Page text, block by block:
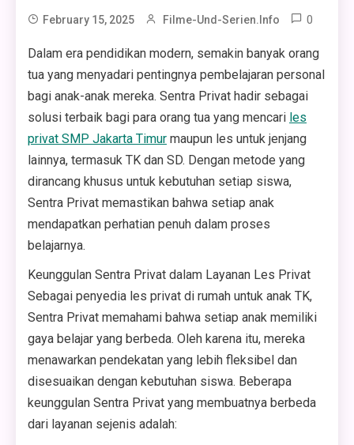
February 15, 2025 Filme-Und-Serien.info 0
Dalam era pendidikan modern, semakin banyak orang
tua yang menyadari pentingnya pembelajaran personal
bagi anak-anak mereka. Sentra Privat hadir sebagai
solusi terbaik bagi para orang tua yang mencari les
privat SMP Jakarta Timur maupun les untuk jenjang
lainnya, termasuk TK dan SD. Dengan metode yang
dirancang khusus untuk kebutuhan setiap siswa,
Sentra Privat memastikan bahwa setiap anak
mendapatkan perhatian penuh dalam proses
belajarnya.
Keunggulan Sentra Privat dalam Layanan Les Privat
Sebagai penyedia les privat di rumah untuk anak TK,
Sentra Privat memahami bahwa setiap anak memiliki
gaya belajar yang berbeda. Oleh karena itu, mereka
menawarkan pendekatan yang lebih fleksibel dan
disesuaikan dengan kebutuhan siswa. Beberapa
keunggulan Sentra Privat yang membuatnya berbeda
dari layanan sejenis adalah: